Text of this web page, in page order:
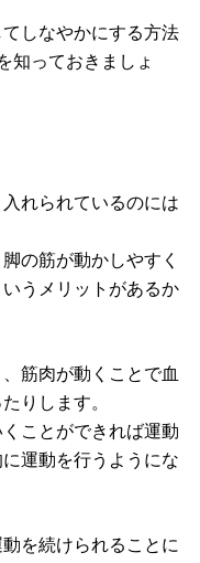
しなやかにする方法
知っておきましょ
れられているのには
の筋が動かしやすく
うメリットがあるか
筋肉が動くことで血
りします。
ことができれば運動
運動を行うようにな
を続けられることに